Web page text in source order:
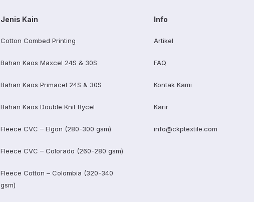
Jenis Kain
Cotton Combed Printing
Bahan Kaos Maxcel 24S & 30S
Bahan Kaos Primacel 24S & 30S
Bahan Kaos Double Knit Bycel
Fleece CVC – Elgon (280-300 gsm)
Fleece CVC – Colorado (260-280 gsm)
Fleece Cotton – Colombia (320-340
gsm)
Info
Artikel
FAQ
Kontak Kami
Karir
info@ckptextile.com